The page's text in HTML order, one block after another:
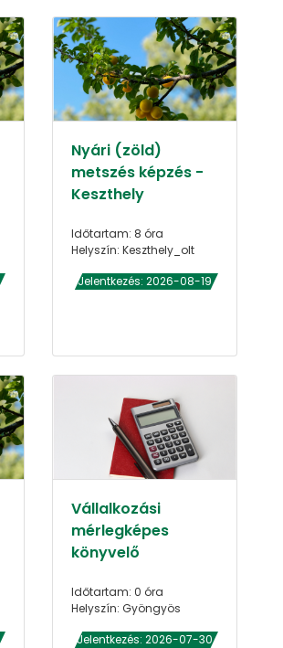
Nyári (zöld)
metszés képzés -
Keszthely
Időtartam: 8 óra
Helyszín: Keszthely_olt
Jelentkezés: 2026-08-19
Vállalkozási
mérlegképes
könyvelő
Időtartam: 0 óra
Helyszín: Gyöngyös
Jelentkezés: 2026-07-30